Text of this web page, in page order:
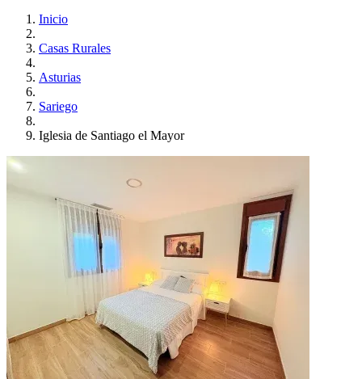
Inicio
Casas Rurales
Asturias
Sariego
Iglesia de Santiago el Mayor